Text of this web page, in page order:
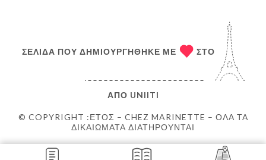
© COPYRIGHT :ΈΤΟΣ – CHEZ MARINETTE – ΌΛΑ ΤΑ
ΔΙΚΑΙΏΜΑΤΑ ΔΙΑΤΗΡΟΎΝΤΑΙ
ΣΕΛΊΔΑ ΠΟΥ ΔΗΜΙΟΥΡΓΉΘΗΚΕ ΜΕ ΣΤΟ
ΑΠΌ UNIITI